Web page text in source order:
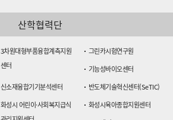
산학협력단
3차원대형부품융합계측지원
센터
그린카시험연구원
기능성바이오센터
신소재융합기기분석센터
반도체기술혁신센터(SeTIC)
화성시 어린이·사회복지급식
화성시육아종합지원센터